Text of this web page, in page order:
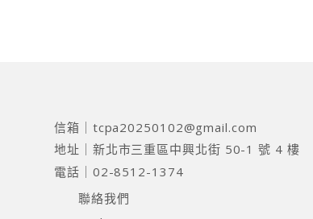
信箱｜ tcpa20250102@gmail.com
地址｜ 新北市三重區中興北街 50-1 號 4 樓
電話｜ 02-8512-1374
聯絡我們